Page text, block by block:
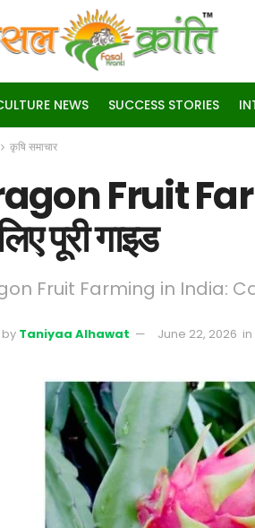
NEWS SUCCESS STORIES
कृषि समाचार
Fruit
पूरी गाइड
Fruit Farming in India:
by Taniyaa Alhawat June 22, 2026 in